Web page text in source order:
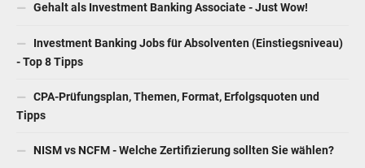
Gehalt als Investment Banking Associate - Just Wow!
Investment Banking Jobs für Absolventen (Einstiegsniveau)
- Top 8 Tipps
CPA-Prüfungsplan, Themen, Format, Erfolgsquoten und
Tipps
NISM vs NCFM - Welche Zertifizierung sollten Sie wählen?